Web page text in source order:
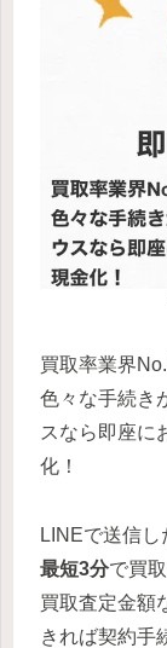
買取率業界
色々な手続き
スなら即座に
化！
LINEで送信し
最短3分で買
買取査定金額
きれば契約手